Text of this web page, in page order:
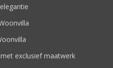
exclusief maatwerk